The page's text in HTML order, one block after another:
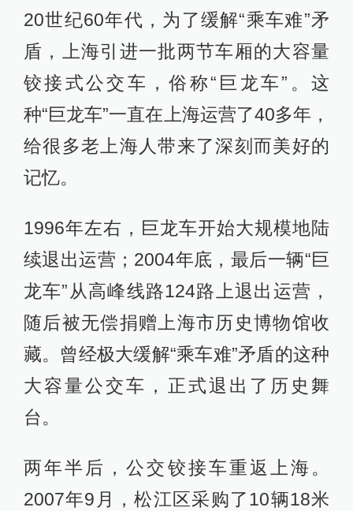
20世纪60年代，为了缓解“乘车难”矛
盾，上海引进一批两节车厢的大容量
铰接式公交车，俗称“巨龙车”。这
种“巨龙车”一直在上海运营了40多年，
给很多老上海人带来了深刻而美好的
记忆。
1996年左右，巨龙车开始大规模地陆
续退出运营；2004年底，最后一辆“巨
龙车”从高峰线路124路上退出运营，
随后被无偿捐赠上海市历史博物馆收
藏。曾经极大缓解“乘车难”矛盾的这种
大容量公交车，正式退出了历史舞
台。
两年半后，公交铰接车重返上海。
2007年9月，松江区采购了10辆18米